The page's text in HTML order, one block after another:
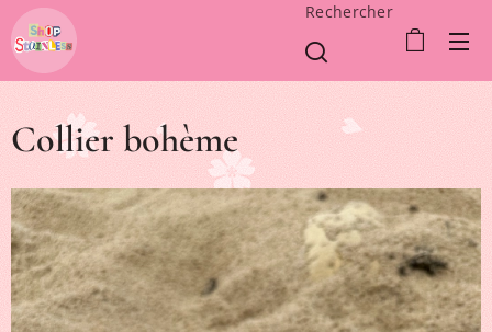
Rechercher
Collier bohème